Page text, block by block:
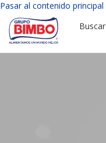
Pasar al contenido principal
Buscar